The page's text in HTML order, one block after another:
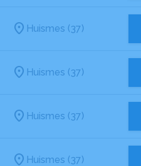
Huismes (37)
Huismes (37)
Huismes (37)
Huismes (37)